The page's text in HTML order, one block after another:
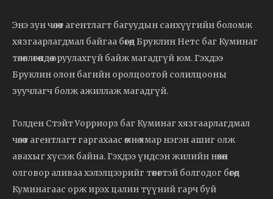
Энэ зун чөлөөт агентлагт багуудын санхүүгийн боломж
хязгаарлагдмал байгаа бөгөөд Бруклин Нетс баг Куминаг
төлөвлөгөөндөө оруулахгүй байж магадгүй юм. Гэхдээ
Бруклин олон багийн оролцоотой солилцооны
зуучлагч болж ажиллаж магадгүй.
Голден Стэйт Уорриорз баг Куминаг хязгаарлагдмал
чөлөөт агентлагт гаргахаас өмнө ямар нэгэн ашиг олж
авахыг хүсэж байна. Гэхдээ үндсэн жилийн нөхөн
олговор аливаа хэлэлцээрийг төвөгтэй болгодог бөгөөд
Куминагаас орж ирэх цалин түүний гарч буй